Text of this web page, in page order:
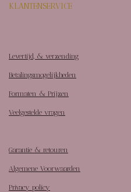
KLANTENSERVICE
Levertijd, & verzending
Betalingsmogelijkheden
Formaten & Prijzen
Veelgestelde vragen
Garantie & retouren
Algemene Voorwaarden
Privacy policy